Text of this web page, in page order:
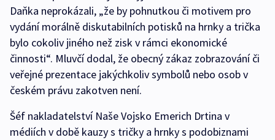
Daňka neprokázali, „že by pohnutkou či motivem pro
vydání morálně diskutabilních potisků na hrnky a trička
bylo cokoliv jiného než zisk v rámci ekonomické
činnosti“. Mluvčí dodal, že obecný zákaz zobrazování či
veřejné prezentace jakýchkoliv symbolů nebo osob v
českém právu zakotven není.
Šéf nakladatelství Naše Vojsko Emerich Drtina v
médiích v době kauzy s tričky a hrnky s podobiznami